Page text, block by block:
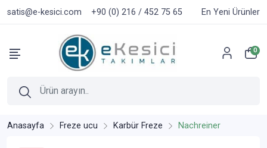
satis@e-kesici.com +90 (0) 216 / 452 75 65 En Yeni Ürünler
0
Anasayfa Freze ucu Karbür Freze Nachreiner